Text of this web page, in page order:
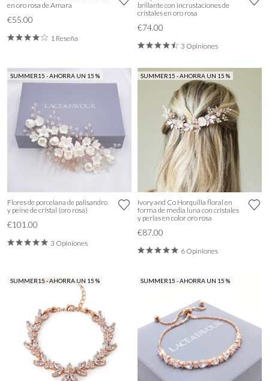
en oro rosa de Amara
€55.00
1 Reseña
brillante con incrustaciones de
cristales en oro rosa
€74.00
3 Opiniones
SUMMER15 - AHORRA UN 15 %
Flores de porcelana de palisandro
y peine de cristal (oro rosa)
€101.00
3 Opiniones
SUMMER15 - AHORRA UN 15 %
Ivory and Co Horquilla floral en
forma de media luna con cristales
y perlas en color oro rosa
€87.00
6 Opiniones
SUMMER15 - AHORRA UN 15 % SUMMER15 - AHORRA UN 15 %